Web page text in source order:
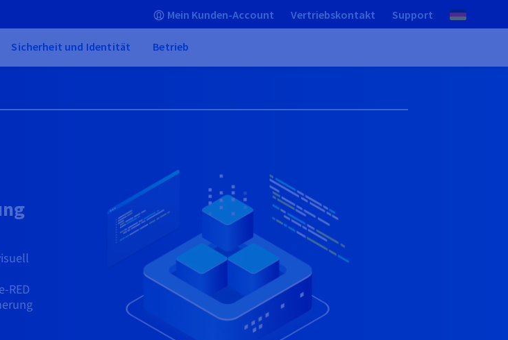
Mein Kunden-Account Vertriebskontakt Support
Sicherheit und Identität Betrieb
RED